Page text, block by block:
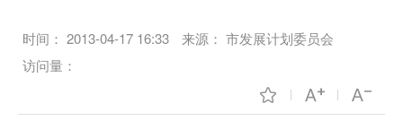
时间： 2013-04-17 16:33 来源： 市发展计划委员会
访问量：